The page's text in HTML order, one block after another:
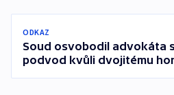
ODKAZ
Soud osvobodil advokáta
podvod kvůli dvojitému